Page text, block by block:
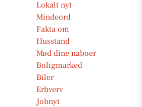
Lokalt nyt
Mindeord
Fakta om
Husstand
Mød dine naboer
Boligmarked
Biler
Erhverv
Jobnyt